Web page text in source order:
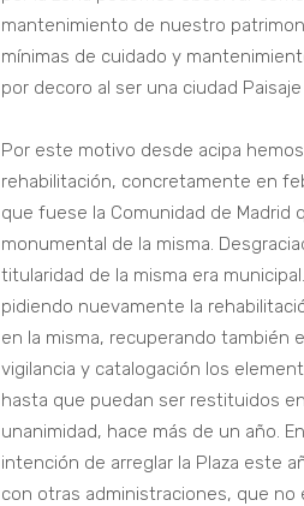
mantenimiento de nuestro
mínimas de cuidado y
por decoro al ser una ciudad
Por este motivo desde acipa
rehabilitación, concretamente en
que fuese la Comunidad de Madrid
monumental de la misma.
titularidad de la misma era
pidiendo nuevamente la
en la misma, recuperando también
vigilancia y catalogación los
hasta que puedan ser restituidos
unanimidad, hace más de un año.
intención de arreglar la Plaza este
con otras administraciones, que